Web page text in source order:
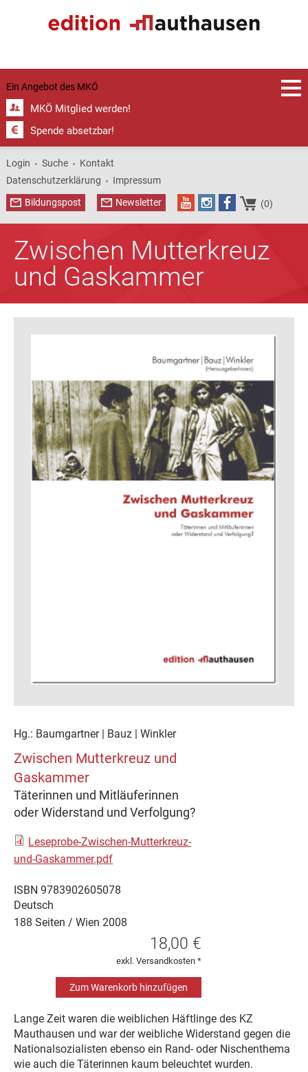
Ein Angebot des MKÖ
MKÖ Mitglied werden!
Spende absetzbar!
Login Suche
Kontakt
Datenschutzerklärung
Impressum
Bildungspost
Newsletter (0)
Zwischen Mutterkreuz
und Gaskammer
Hg.: Baumgartner | Bauz | Winkler
Zwischen Mutterkreuz und
Gaskammer
Täterinnen und Mitläuferinnen
oder Widerstand und Verfolgung?
Leseprobe-Zwischen-Mutterkreuz-
und-Gaskammer.pdf
ISBN 9783902605078
Deutsch
188 Seiten / Wien 2008
18,00 €
exkl. Versandkosten *
Lange Zeit waren die weiblichen Häftlinge des KZ
Mauthausen und war der weibliche Widerstand gegen die
Nationalsozialisten ebenso ein Rand- oder Nischenthema
wie auch die Täterinnen kaum beleuchtet wurden.